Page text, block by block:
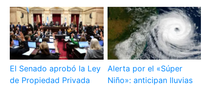
El Senado aprobó la Ley
de Propiedad Privada
Alerta por el «Súper
Niño»: anticipan lluvias